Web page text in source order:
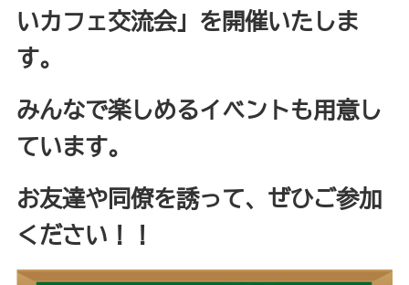
いカフェ交流会」を開催いたしま
す。
みんなで楽しめるイベントも用意し
ています。
お友達や同僚を誘って、ぜひご参加
ください！！